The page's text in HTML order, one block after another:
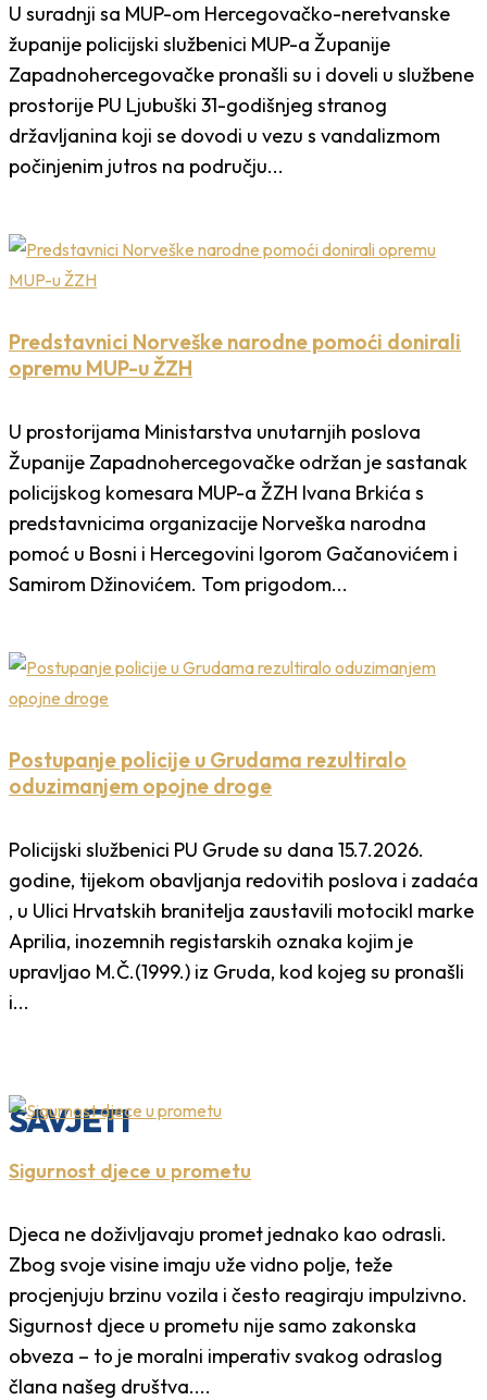
U suradnji sa MUP-om Hercegovačko-neretvanske
županije policijski službenici MUP-a Županije
Zapadnohercegovačke pronašli su i doveli u službene
prostorije PU Ljubuški 31-godišnjeg stranog
državljanina koji se dovodi u vezu s vandalizmom
počinjenim jutros na području...
Predstavnici Norveške narodne pomoći donirali
opremu MUP-u ŽZH
U prostorijama Ministarstva unutarnjih poslova
Županije Zapadnohercegovačke održan je sastanak
policijskog komesara MUP-a ŽZH Ivana Brkića s
predstavnicima organizacije Norveška narodna
pomoć u Bosni i Hercegovini Igorom Gačanovićem i
Samirom Džinovićem. Tom prigodom...
Postupanje policije u Grudama rezultiralo
oduzimanjem opojne droge
Policijski službenici PU Grude su dana 15.7.2026.
godine, tijekom obavljanja redovitih poslova i zadaća
, u Ulici Hrvatskih branitelja zaustavili motocikl marke
Aprilia, inozemnih registarskih oznaka kojim je
upravljao M.Č.(1999.) iz Gruda, kod kojeg su pronašli
i...
SAVJETI
Sigurnost djece u prometu
Djeca ne doživljavaju promet jednako kao odrasli.
Zbog svoje visine imaju uže vidno polje, teže
procjenjuju brzinu vozila i često reagiraju impulzivno.
Sigurnost djece u prometu nije samo zakonska
obveza – to je moralni imperativ svakog odraslog
člana našeg društva....